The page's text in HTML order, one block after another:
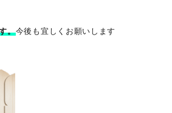
。今後も宜しくお願いします